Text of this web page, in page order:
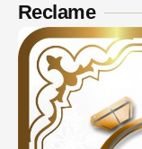
Reclame